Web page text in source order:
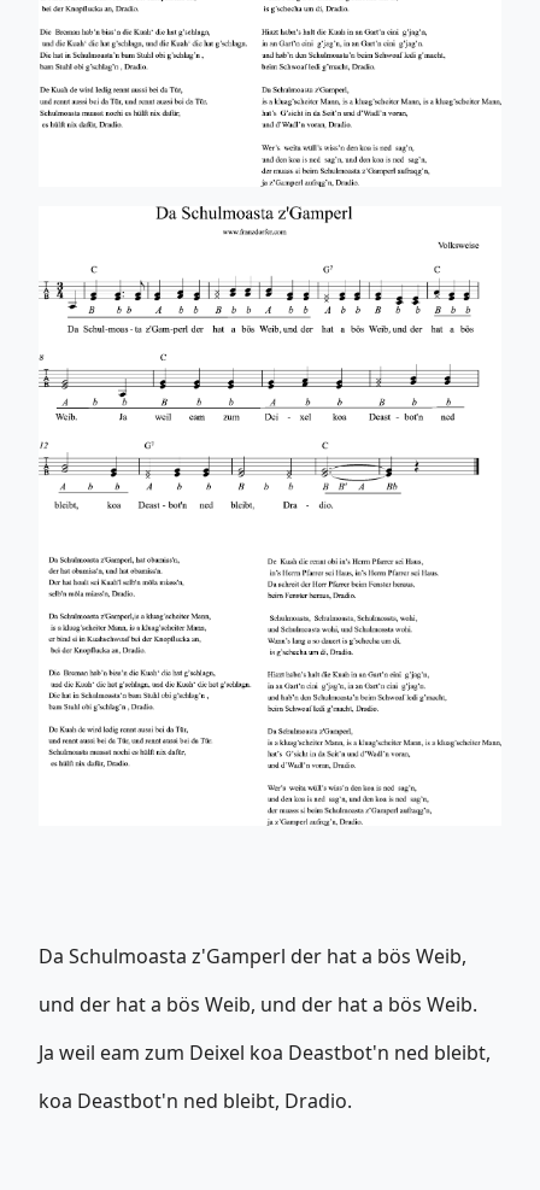
Da Schulmoasta z'Gamperl der hat a bös Weib,
und der hat a bös Weib, und der hat a bös Weib.
Ja weil eam zum Deixel koa Deastbot'n ned bleibt,
koa Deastbot'n ned bleibt, Dradio.